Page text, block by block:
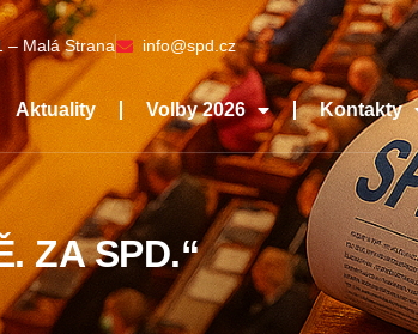
– Malá Strana info@spd.cz
Aktuality Volby 2026 Kontakty
ZA SPD.“